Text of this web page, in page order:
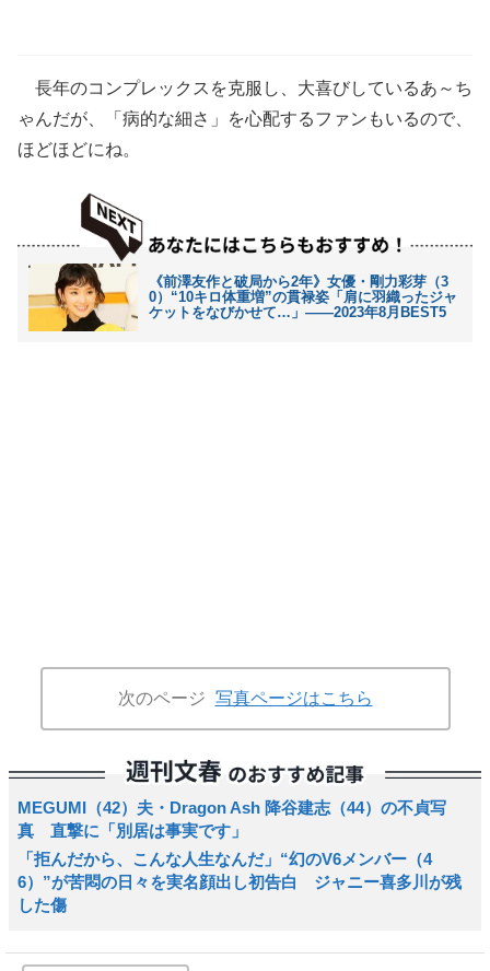
長年のコンプレックスを克服し、大喜びしているあ～ち
ゃんだが、「病的な細さ」を心配するファンもいるので、
ほどほどにね。
《前澤友作と破局から2年》女優・剛力彩芽（3
0）“10キロ体重増”の貫禄姿「肩に羽織ったジャ
ケットをなびかせて…」――2023年8月BEST5
次のページ 写真ページはこちら
MEGUMI（42）夫・Dragon Ash 降谷建志（44）の不貞写
真 直撃に「別居は事実です」
「拒んだから、こんな人生なんだ」“幻のV6メンバー（4
6）”が苦悶の日々を実名顔出し初告白 ジャニー喜多川が残
した傷